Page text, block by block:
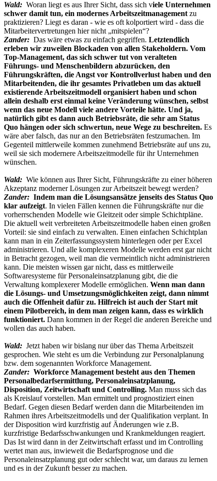
Wald: Woran liegt es aus Ihrer Sicht, dass sich viele Unternehmen
schwer damit tun, ein modernes Arbeitszeitmanagement zu
praktizieren? Liegt es daran - wie es oft kolportiert wird - dass die
Mitarbeitervertretungen hier nicht „mitspielen“?
Zander: Das wäre etwas zu einfach gegriffen. Letztendlich
erleben wir zuweilen Blockaden von allen Stakeholdern. Vom
Top-Management, das sich schwer tut von veralteten
Führungs- und Menschenbildern abzurücken, den
Führungskräften, die Angst vor Kontrollverlust haben und den
Mitarbeitenden, die ihr gesamtes Privatleben um das aktuell
existierende Arbeitszeitmodell organisiert haben und schon
allein deshalb erst einmal keine Veränderung wünschen, selbst
wenn das neue Modell viele andere Vorteile hätte. Und ja,
natürlich gibt es dann auch Betriebsräte, die sehr am Status
Quo hängen oder sich schwertun, neue Wege zu beschreiten. Es
wäre aber falsch, das nur an den Betriebsräten festzumachen. Im
Gegenteil mittlerweile kommen zunehmend Betriebsräte auf uns zu,
weil sie sich modernere Arbeitszeitmodelle für ihr Unternehmen
wünschen.
Wald: Wie können aus Ihrer Sicht, Führungskräfte zu einer höheren
Akzeptanz moderner Lösungen zur Arbeitszeit bewegt werden?
Zander: Indem man die Lösungsansätze jenseits des Status Quo
klar aufzeigt. In vielen Fällen kennen die Führungskräfte nur die
vorherrschenden Modelle wie Gleitzeit oder simple Schichtpläne.
Die aktuell weit verbreiteten Arbeitszeitmodelle haben einen großen
Vorteil: sie sind einfach zu verwalten. Einen einfachen Schichtplan
kann man in ein Zeiterfassungssystem hinterlegen oder per Excel
administrieren. Und alle komplexeren Modelle werden erst gar nicht
in Betracht gezogen, weil man die vermeintlich nicht administrieren
kann. Die meisten wissen gar nicht, dass es mittlerweile
Softwaresysteme für Personaleinsatzplanung gibt, die die
Verwaltung komplexerer Modelle ermöglichen. Wenn man dann
die Lösungs- und Umsetzungsmöglichkeiten zeigt, dann nimmt
auch die Offenheit dafür zu. Hilfreich ist auch der Start mit
einem Pilotbereich, in dem man zeigen kann, dass es wirklich
funktioniert. Dann kommen in der Regel die anderen Bereiche und
wollen das auch haben.
Wald: Jetzt haben wir bislang nur über das Thema Arbeitszeit
gesprochen. Wie steht es um die Verbindung zur Personalplanung
bzw. dem sogenannten Workforce Management.
Zander: Workforce Management besteht aus den Themen
Personalbedarfsermittlung, Personaleinsatzplanung,
Disposition, Zeitwirtschaft und Controlling. Man muss sich das
als Kreislauf vorstellen. Man ermittelt und prognostiziert einen
Bedarf. Gegen diesen Bedarf werden dann die Mitarbeitenden im
Rahmen ihres Arbeitszeitmodells und der Qualifikation verplant. In
der Disposition wird kurzfristig auf Änderungen wie z.B.
kurzfristige Bedarfsschwankungen und Krankmeldungen reagiert.
Das Ist wird dann in der Zeitwirtschaft erfasst und im Controlling
wertet man aus, inwieweit die Bedarfsprognose und die
Personaleinsatzplanung gut oder schlecht war, um daraus zu lernen
und es in der Zukunft besser zu machen.